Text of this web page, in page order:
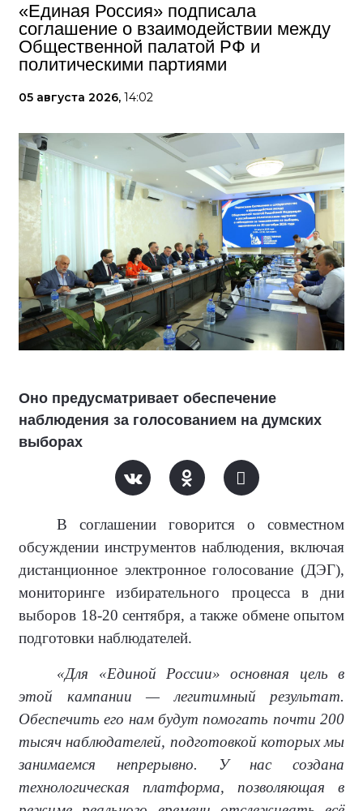
«Единая Россия» подписала
соглашение о взаимодействии между
Общественной палатой РФ и
политическими партиями
05 августа 2026, 14:02
Оно предусматривает обеспечение
наблюдения за голосованием на думских
выборах
В соглашении говорится о совместном
обсуждении инструментов наблюдения, включая
дистанционное электронное голосование (ДЭГ),
мониторинге избирательного процесса в дни
выборов 18-20 сентября, а также обмене опытом
подготовки наблюдателей.
«Для «Единой России» основная цель в
этой кампании — легитимный результат.
Обеспечить его нам будут помогать почти 200
тысяч наблюдателей, подготовкой которых мы
занимаемся непрерывно. У нас создана
технологическая платформа, позволяющая в